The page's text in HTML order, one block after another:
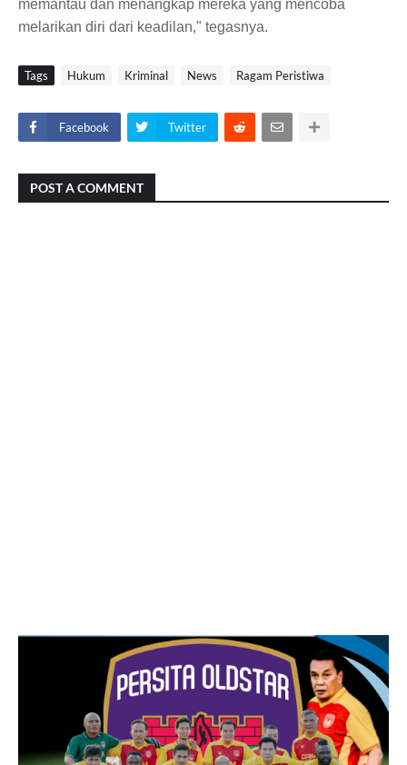
memantau dan menangkap mereka yang mencoba
melarikan diri dari keadilan," tegasnya.
Tags Hukum Kriminal News Ragam Peristiwa
Facebook Twitter
POST A COMMENT